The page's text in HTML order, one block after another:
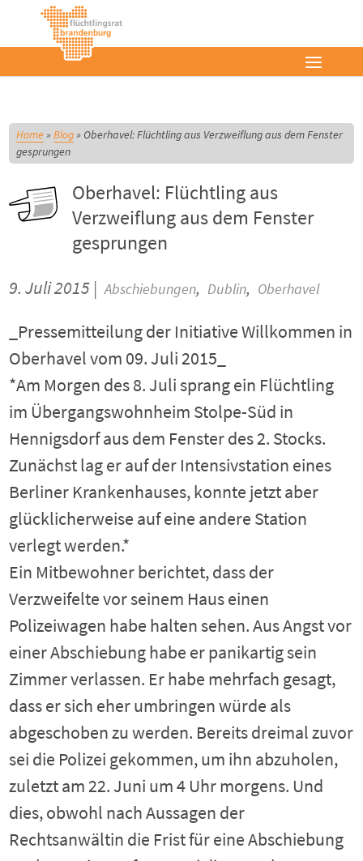
Home»Blog» Oberhavel: Flüchtling aus Verzweiflung aus dem Fenster
gesprungen
Oberhavel: Flüchtling aus
Verzweiflung aus dem Fenster
gesprungen
9. Juli 2015 | Abschiebungen, Dublin, Oberhavel
_Pressemitteilung der Initiative Willkommen in
Oberhavel vom 09. Juli 2015_
*Am Morgen des 8. Juli sprang ein Flüchtling
im Übergangswohnheim Stolpe-Süd in
Hennigsdorf aus dem Fenster des 2. Stocks.
Zunächst lag er auf der Intensivstation eines
Berliner Krankenhauses, konnte jetzt aber
glücklicherweise auf eine andere Station
verlegt werden.*
Ein Mitbewohner berichtet, dass der
Verzweifelte vor seinem Haus einen
Polizeiwagen habe halten sehen. Aus Angst vor
einer Abschiebung habe er panikartig sein
Zimmer verlassen. Er habe mehrfach gesagt,
dass er sich eher umbringen würde als
abgeschoben zu werden. Bereits dreimal zuvor
sei die Polizei gekommen, um ihn abzuholen,
zuletzt am 22. Juni um 4 Uhr morgens. Und
dies, obwohl nach Aussagen der
Rechtsanwältin die Frist für eine Abschiebung